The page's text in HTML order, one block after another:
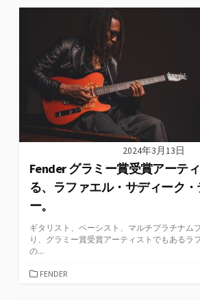
ゴ
2024年3月13日
Fender グラミー賞受賞アーテ
る、ラファエル・サディーク
ー。
ギタリスト、ベーシスト、マルチプラチナム
り、グラミー賞受賞アーティストでもあるラ
の...
カFENDER